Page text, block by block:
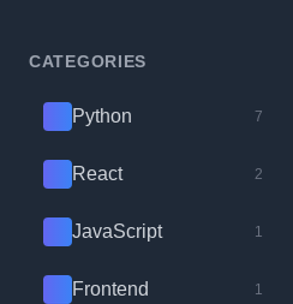
CATEGORIES
Python 7
React 2
JavaScript 1
Frontend 1